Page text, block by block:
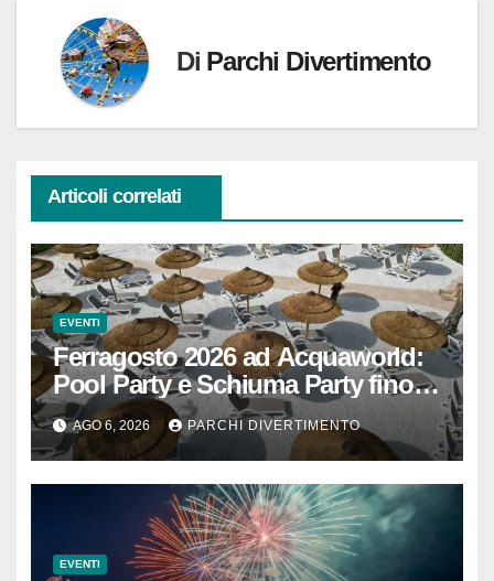
Di Parchi Divertimento
Articoli correlati
EVENTI
Ferragosto 2026 ad Acquaworld:
Pool Party e Schiuma Party fino a
mezzanotte
AGO 6, 2026 PARCHI DIVERTIMENTO
EVENTI